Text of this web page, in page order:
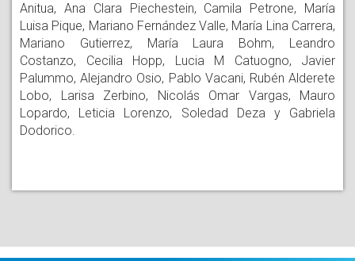
Anitua, Ana Clara Piechestein, Camila Petrone, María
Luisa Pique, Mariano Fernández Valle, María Lina Carrera,
Mariano Gutierrez, María Laura Bohm, Leandro
Costanzo, Cecilia Hopp, Lucia M Catuogno, Javier
Palummo, Alejandro Osio, Pablo Vacani, Rubén Alderete
Lobo, Larisa Zerbino, Nicolás Omar Vargas, Mauro
Lopardo, Leticia Lorenzo, Soledad Deza y Gabriela
Dodorico.